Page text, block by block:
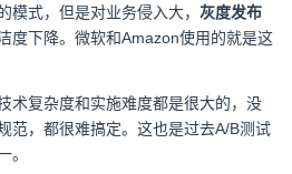
模式，但是对业务侵入大， 灰度发布
度下降。微软和Amazon使用的就是这
术复杂度和实施难度都是很大的，没
范，都很难搞定。这也是过去A/B测试
。